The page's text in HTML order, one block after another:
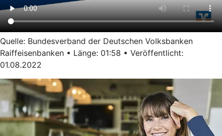
Quelle: Bundesverband der Deutschen Volksbanken
Raiffeisenbanken • Länge: 01:58 • Veröffentlicht:
01.08.2022